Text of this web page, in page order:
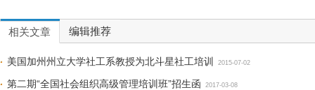
相关文章 编辑推荐
美国加州州立大学社工系教授为北斗星社工培训 2015-07-02
第二期“全国社会组织高级管理培训班”招生函 2017-03-08